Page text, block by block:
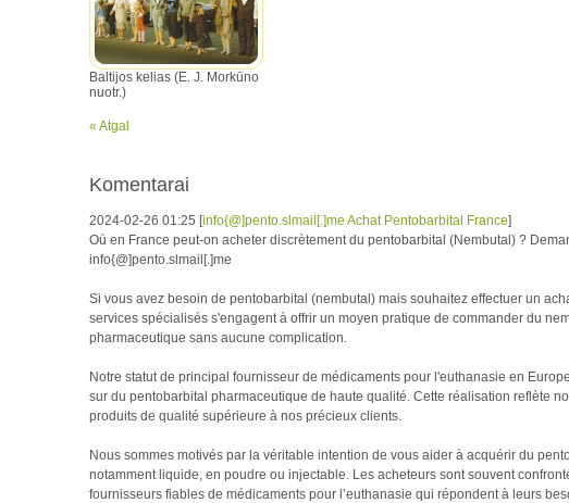
Baltijos kelias (E. J. Morkūno
nuotr.)
« Atgal
Komentarai
2024-02-26 01:25 [info{@]pento.slmail[.]me Achat Pentobarbital France]
Où en France peut-on acheter discrètement du pentobarbital (Nembutal) ?
info{@]pento.slmail[.]me
Si vous avez besoin de pentobarbital (nembutal) mais souhaitez effectuer un
services spécialisés s'engagent à offrir un moyen pratique de commander du
pharmaceutique sans aucune complication.
Notre statut de principal fournisseur de médicaments pour l'euthanasie en
sur du pentobarbital pharmaceutique de haute qualité. Cette réalisation reflète
produits de qualité supérieure à nos précieux clients.
Nous sommes motivés par la véritable intention de vous aider à acquérir du
notamment liquide, en poudre ou injectable. Les acheteurs sont souvent
fournisseurs fiables de médicaments pour l’euthanasie qui répondent à leurs